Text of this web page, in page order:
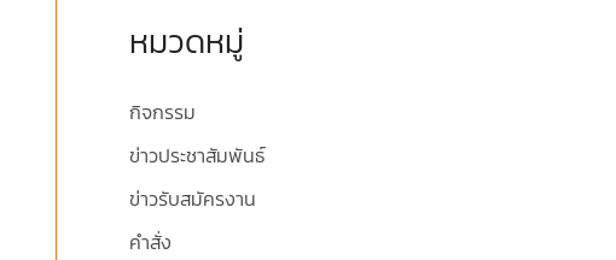
หมวดหมู่
กิจกรรม
ข่าวประชาสัมพันธ์
ข่าวรับสมัครงาน
คำสั่ง